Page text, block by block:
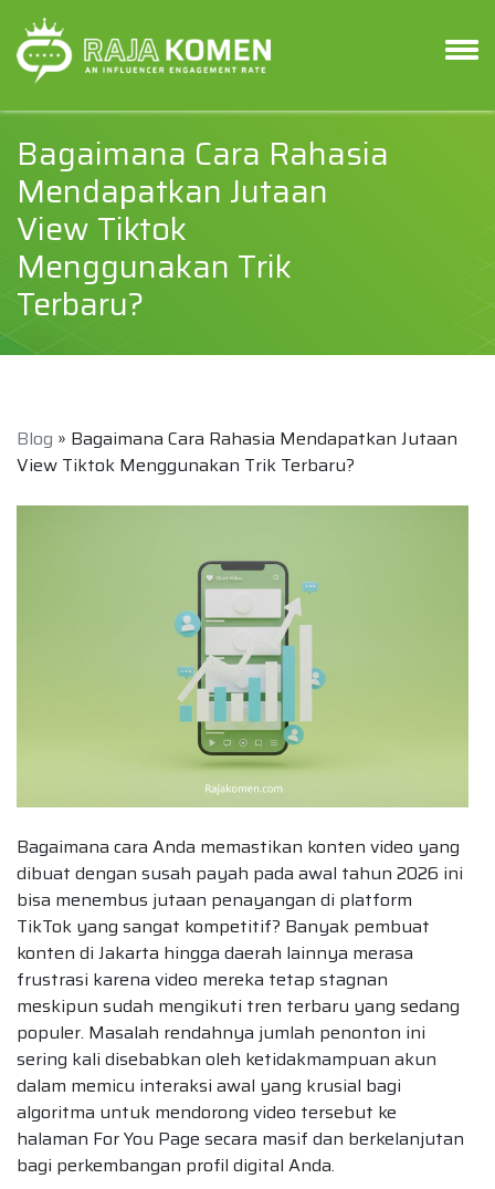
Bagaimana Cara Rahasia
Mendapatkan Jutaan
View Tiktok
Menggunakan Trik
Terbaru?
Blog » Bagaimana Cara Rahasia Mendapatkan Jutaan
View Tiktok Menggunakan Trik Terbaru?
Bagaimana cara Anda memastikan konten video yang
dibuat dengan susah payah pada awal tahun 2026 ini
bisa menembus jutaan penayangan di platform
TikTok yang sangat kompetitif? Banyak pembuat
konten di Jakarta hingga daerah lainnya merasa
frustrasi karena video mereka tetap stagnan
meskipun sudah mengikuti tren terbaru yang sedang
populer. Masalah rendahnya jumlah penonton ini
sering kali disebabkan oleh ketidakmampuan akun
dalam memicu interaksi awal yang krusial bagi
algoritma untuk mendorong video tersebut ke
halaman For You Page secara masif dan berkelanjutan
bagi perkembangan profil digital Anda.